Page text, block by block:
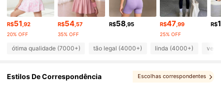
4,91 28K Seguidores
4,91 28K Seguidores
4,91 28K Seguidores
R$51 ,92
20% OFF
R$54 ,57
35% OFF
R$58 ,95 R$47,99
25% OFF
R$
ótima qualidade (7000+) tão legal (4000+) linda (4000+)
Estilos De Correspondência
Escolhas correspondentes